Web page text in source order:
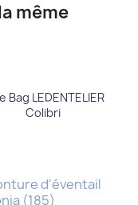
même
Bag LEDENTELIER
Colibri